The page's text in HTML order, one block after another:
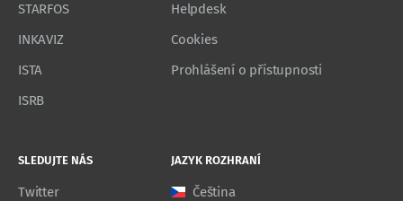
STARFOS
INKAVIZ
ISTA
ISRB
Helpdesk
Cookies
Prohlášení o přístupnosti
SLEDUJTE NÁS
Twitter
JAZYK ROZHRANÍ
Čeština